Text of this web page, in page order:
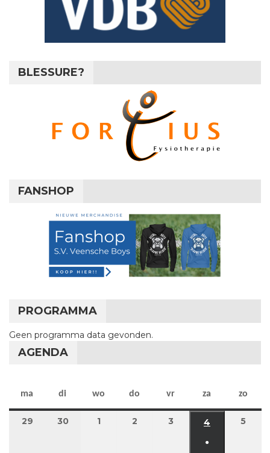
BLESSURE?
FANSHOP
PROGRAMMA
Geen programma data gevonden.
AGENDA
ma maandag
di dinsdag
wo woensdag
do donderdag
vr vrijdag
za zaterdag
zo
29 29 juni 2026
3030 juni 2026
11 juli 2026
2 2 juli 2026
3 3 juli 2026
4 4 juli 2026
●
5